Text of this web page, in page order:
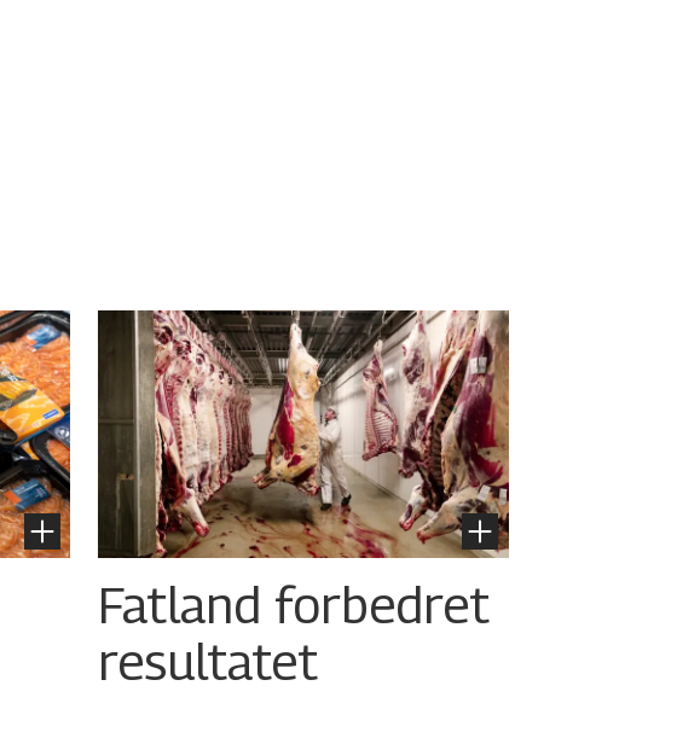
Fatland forbedret
resultatet